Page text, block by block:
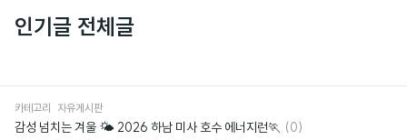
인기글 전체글
카테고리 자유게시판
감성 넘치는 겨울 🌤️ 2026 하남 미사 호수 에너지런🏃 댓
(0)